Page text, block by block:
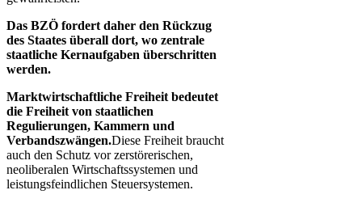
Das BZÖ fordert daher den Rückzug
des Staates überall dort, wo zentrale
staatliche Kernaufgaben überschritten
werden​.
Marktwirtschaftliche Freiheit bedeutet
die Freiheit von staatlichen
Regulierungen, Kammern und
Verbandszwängen.Diese Freiheit braucht
auch den Schutz vor zerstörerischen,
neoliberalen Wirtschaftssystemen und
leistungsfeindlichen Steuersystemen.